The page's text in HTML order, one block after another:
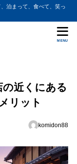
泊まって、食べて、笑っ
MENU
近くにある
リット
komidon88